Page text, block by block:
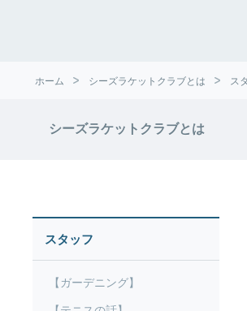
ホーム シーズラケットクラブとは ス
シーズラケットクラブとは
スタッフ
【ガーデニング】